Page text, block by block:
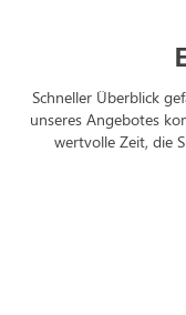
Schneller Überblick
unseres Angebotes
wertvolle Zeit, die